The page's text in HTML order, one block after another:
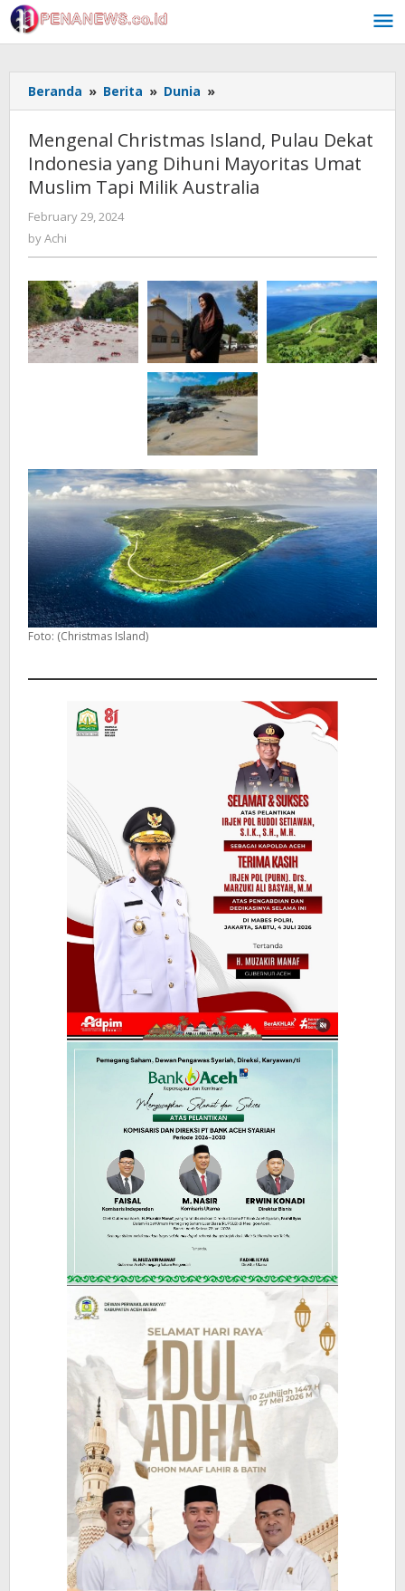
Skip
to
content
Beranda » Berita » Dunia »
Christmas
Pulau
Dekat
Indonesia
Umat
Muslim
Tapi
Milik
Australia
Mengenal Christmas Island, Pulau Dekat
Indonesia yang Dihuni Mayoritas Umat
Muslim Tapi Milik Australia
February 29, 2024
byAchi
Foto: (Christmas Island)